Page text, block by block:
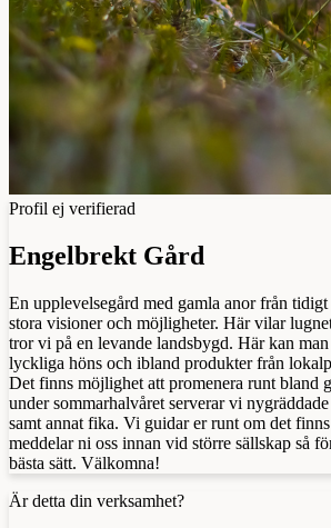
Profil ej verifierad
Engelbrekt Gård
En upplevelsegård med gamla anor från
stora visioner och möjligheter. Här vilar
tror vi på en levande landsbygd. Här kan
lyckliga höns och ibland produkter från
Det finns möjlighet att promenera runt bland
under sommarhalvåret serverar vi
samt annat fika. Vi guidar er runt om det
meddelar ni oss innan vid större sällskap så
bästa sätt. Välkomna!
Är detta din verksamhet?